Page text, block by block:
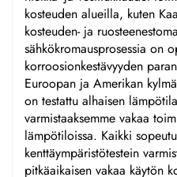
kosteuden alueilla, kuten
kosteuden- ja
sähkökromausprosessia on
korroosionkestävyyden
Euroopan ja Amerikan
on testattu alhaisen
varmistaaksemme vakaa
lämpötiloissa. Kaikki
kenttäympäristötestein
pitkäaikaisen vakaa käytön